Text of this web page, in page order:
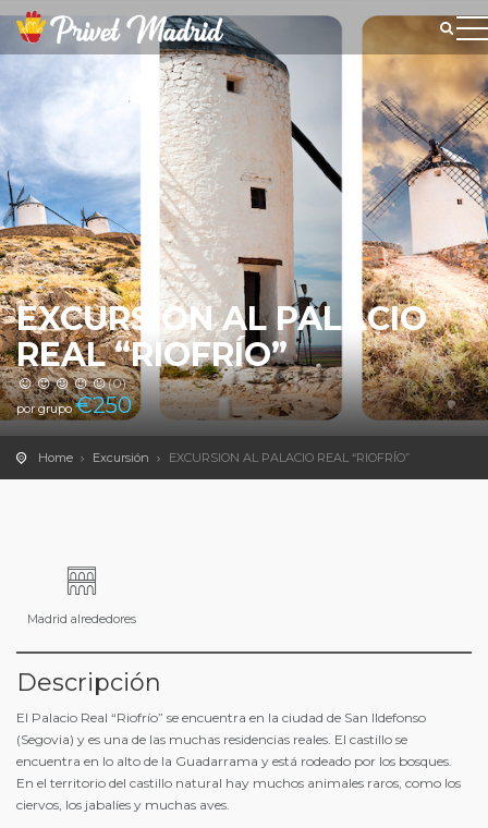
EXCURSION AL PALACIO
REAL “RIOFRÍO”
(0)
por grupo€250
Home Excursión EXCURSION AL PALACIO REAL “RIOFRÍO”
Madrid alrededores
Descripción
El Palacio Real “Riofrío” se encuentra en la ciudad de San Ildefonso
(Segovia) y es una de las muchas residencias reales. El castillo se
encuentra en lo alto de la Guadarrama y está rodeado por los bosques.
En el territorio del castillo natural hay muchos animales raros, como los
ciervos, los jabalíes y muchas aves.